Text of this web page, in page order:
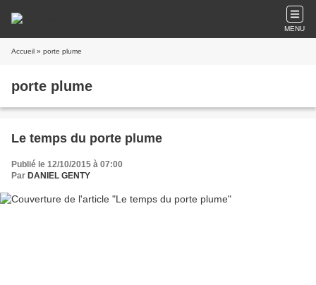
MENU
Accueil » porte plume
porte plume
Le temps du porte plume
Publié le 12/10/2015 à 07:00
Par DANIEL GENTY